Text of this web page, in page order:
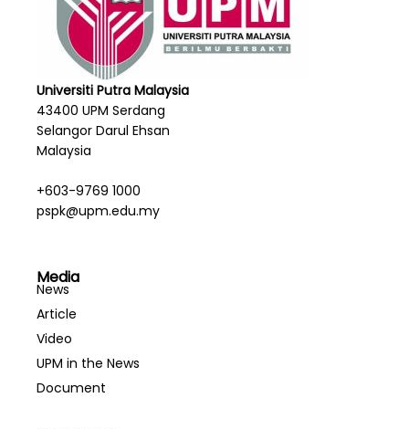
Universiti Putra Malaysia
43400 UPM Serdang
Selangor Darul Ehsan
Malaysia
+603-9769 1000
pspk@upm.edu.my
Media
News
Article
Video
UPM in the News
Document